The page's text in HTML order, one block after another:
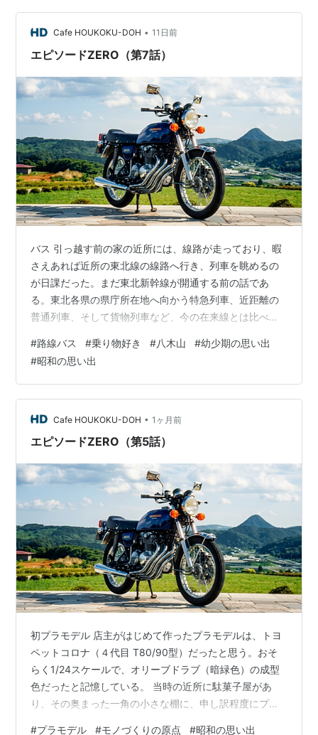
Cafe HOUKOKU-DOH • 11日前
エピソードZERO（第7話）
バス 引っ越す前の家の近所には、線路が走っており、暇
さえあれば近所の東北線の線路へ行き、列車を眺めるの
が日課だった。まだ東北新幹線が開通する前の話であ
る。東北各県の県庁所在地へ向かう特急列車、近距離の
普通列車、そして貨物列車など、今の在来線とは比べ物
時間でも2時間でも、眺めているだけで全く飽きなかっ
た。 blog.houkoku-doh.com しかし、幼稚園の年少の
頃、仙台市内の八木山（やぎやま）という新興住宅地へ
引っ越すことになり、店主にとって最大のエンターテイ
ンメントであった「鉄道の線路」が近所からなくなって
しまったのである。 大好きだ…
#路線バス #乗り物好き #八木山 #幼少期の思い出
#昭和の思い出
Cafe HOUKOKU-DOH • 1ヶ月前
エピソードZERO（第5話）
初プラモデル 店主がはじめて作ったプラモデルは、トヨ
ペットコロナ（４代目 T80/90型）だったと思う。おそ
らく1/24スケールで、オリーブドラブ（暗緑色）の成型
色だったと記憶している。 当時の近所に駄菓子屋があ
り、その奥まった一角の小さな棚に、申し訳程度にプラ
#プラモデル #モノづくりの原点 #昭和の思い出